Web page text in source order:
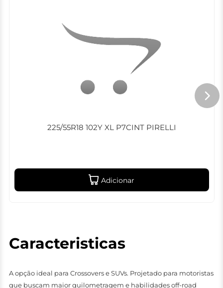
225/55R18 102Y XL P7CINT PIRELLI
Adicionar
Caracteristicas
A opção ideal para Crossovers e SUVs. Projetado para motoristas
que buscam maior quilometragem e habilidades off-road